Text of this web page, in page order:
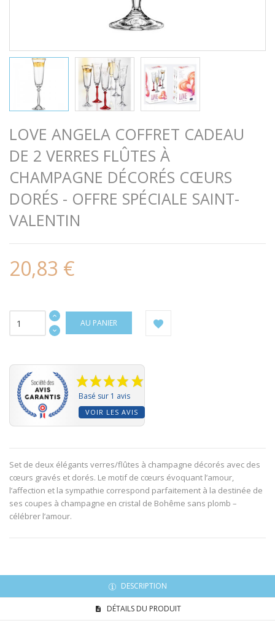
LOVE ANGELA COFFRET CADEAU
DE 2 VERRES FLÛTES À
CHAMPAGNE DÉCORÉS CŒURS
DORÉS - OFFRE SPÉCIALE SAINT-
VALENTIN
20,83 €
AU PANIER
Basé sur 1 avis
VOIR LES AVIS
Set de deux élégants verres/flûtes à champagne décorés avec des
cœurs gravés et dorés. Le motif de cœurs évoquant l’amour,
l’affection et la sympathie correspond parfaitement à la destinée de
ses coupes à champagne en cristal de Bohême sans plomb –
célébrer l’amour.
DESCRIPTION
DÉTAILS DU PRODUIT